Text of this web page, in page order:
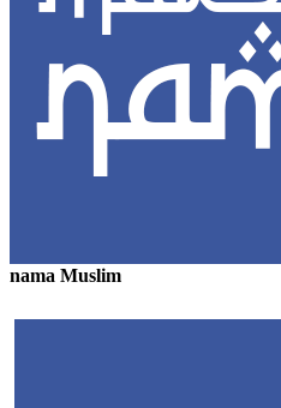
nama Muslim